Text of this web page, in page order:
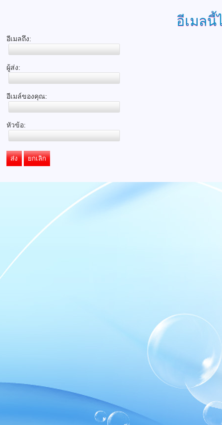
อีเมลนี้
อีเมลถึง:
ผู้ส่ง:
อีเมล์ของคุณ:
หัวข้อ:
ส่ง ยกเลิก